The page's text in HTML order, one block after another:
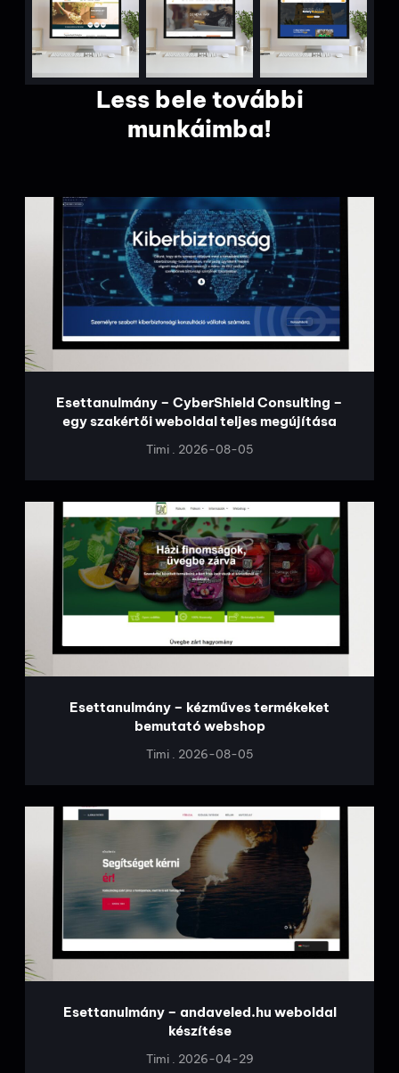
Less bele további
munkáimba!
Esettanulmány – CyberShield Consulting –
egy szakértői weboldal teljes megújítása
Timi 2026-08-05
Esettanulmány – kézműves termékeket
bemutató webshop
Timi 2026-08-05
Esettanulmány – andaveled.hu weboldal
készítése
Timi 2026-04-29